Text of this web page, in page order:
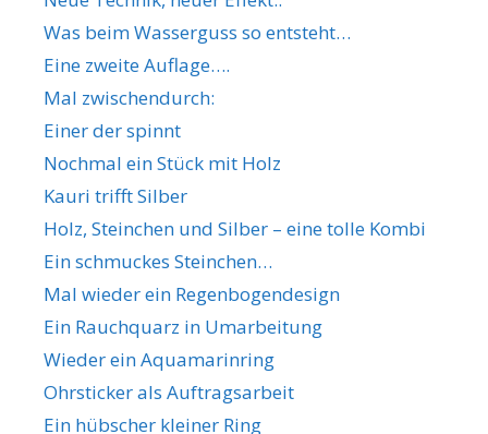
Was beim Wasserguss so entsteht…
Eine zweite Auflage….
Mal zwischendurch:
Einer der spinnt
Nochmal ein Stück mit Holz
Kauri trifft Silber
Holz, Steinchen und Silber – eine tolle Kombi
Ein schmuckes Steinchen…
Mal wieder ein Regenbogendesign
Ein Rauchquarz in Umarbeitung
Wieder ein Aquamarinring
Ohrsticker als Auftragsarbeit
Ein hübscher kleiner Ring